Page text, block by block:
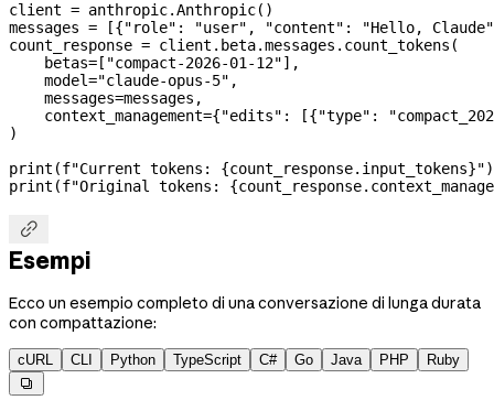
client = anthropic.Anthropic()
messages = [{"role" : "user" , "content" :
"Hello, Claude"
count_response = client.beta.messages.count_tokens(
    betas
= [ "compact-2026-01-12"],
    model
="claude-opus-5" ,
    messages
=messages,
    context_management
={"edits" : [{"type" :
)
print (f"Current tokens: {count_response.input_tokens}")
print (f"Original tokens: {

Esempi
Ecco un esempio completo di una conversazione di lunga durata
con compattazione:
cURL CLI Python TypeScript C# Go Java PHP Ruby
